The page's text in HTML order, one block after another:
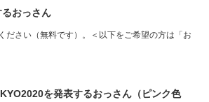
おっさん
ださい（無料です）。＜以下をご希望の方は「お
を発表するおっさん（ピンク色